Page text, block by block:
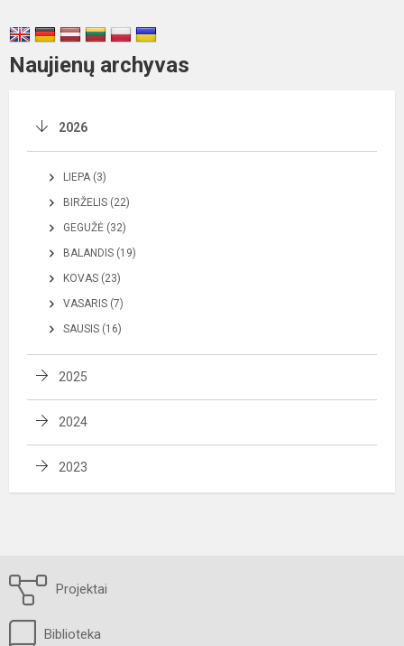
Naujienų archyvas
2026
LIEPA (3)
BIRŽELIS (22)
GEGUŽĖ (32)
BALANDIS (19)
KOVAS (23)
VASARIS (7)
SAUSIS (16)
2025
2024
2023
Projektai
Biblioteka